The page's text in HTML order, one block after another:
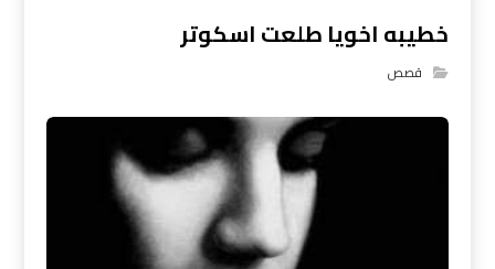
خطيبه اخويا طلعت اسكوتر
قصص